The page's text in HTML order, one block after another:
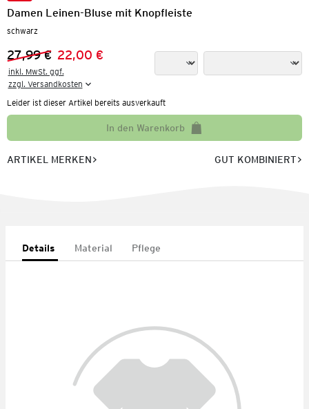
Damen Leinen-Bluse mit Knopfleiste
schwarz
Vorheriger Preis:
27,99 €
Neuer Preis:22,00 €
inkl. MwSt. ggf.
zzgl. Versandkosten
Leider ist dieser Artikel bereits ausverkauft
In den Warenkorb
ARTIKEL MERKEN GUT KOMBINIERT
Details Material Pflege